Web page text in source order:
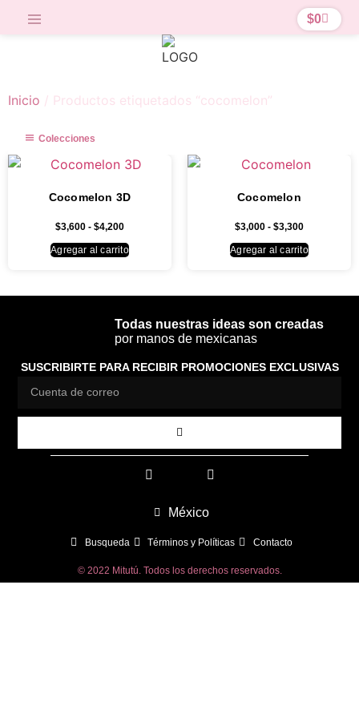
$0
Inicio / Productos etiquetados “cocomelon”
Colecciones
Cocomelon 3D
$3,600 - $4,200
Agregar al carrito
Cocomelon
$3,000 - $3,300
Agregar al carrito
Todas nuestras ideas son creadas
por manos de mexicanas
SUSCRIBIRTE PARA RECIBIR PROMOCIONES EXCLUSIVAS
México
Busqueda Términos y Políticas Contacto
© 2022 Mitutú. Todos los derechos reservados.